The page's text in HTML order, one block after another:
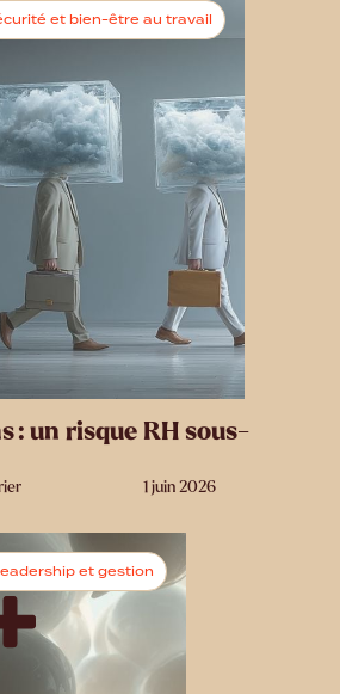
et bien-être au travail
: un risque RH sous-
1 juin 2026
et gestion